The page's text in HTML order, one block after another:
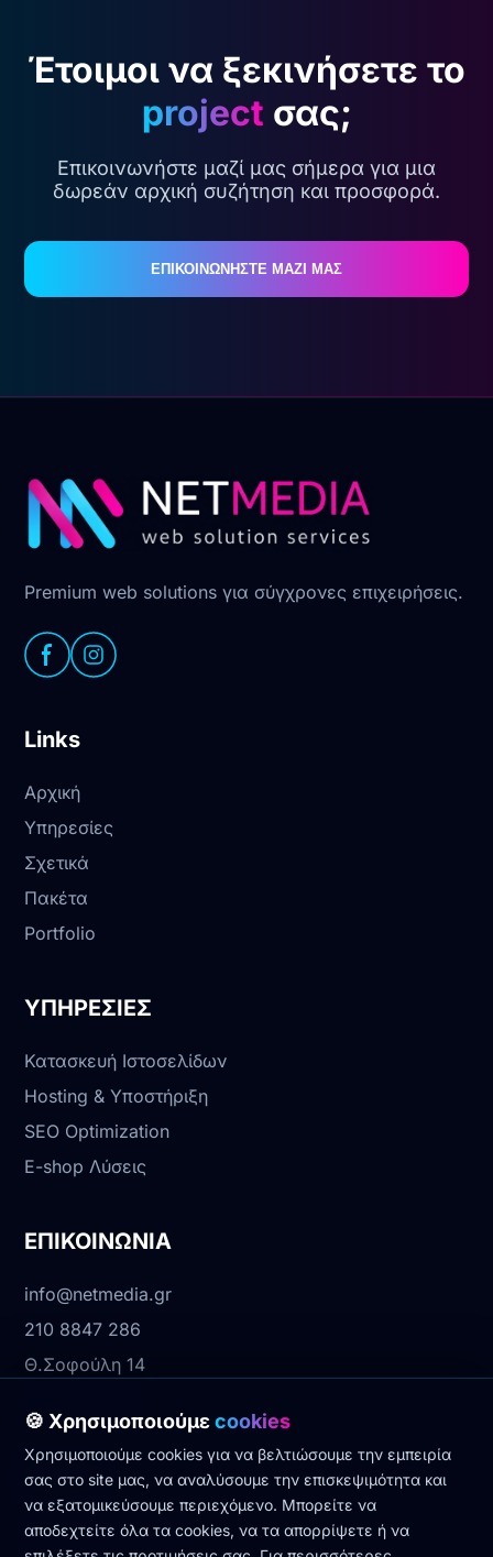
Έτοιμοι να ξεκινήσετε το
project σας;
Επικοινωνήστε μαζί μας σήμερα για μια
δωρεάν αρχική συζήτηση και προσφορά.
ΕΠΙΚΟΙΝΩΝΗΣΤΕ ΜΑΖΙ ΜΑΣ
Premium web solutions για σύγχρονες επιχειρήσεις.
Links
Αρχική
Υπηρεσίες
Σχετικά
Πακέτα
Portfolio
ΥΠΗΡΕΣΙΕΣ
Κατασκευή Ιστοσελίδων
Hosting & Υποστήριξη
SEO Optimization
E-shop Λύσεις
ΕΠΙΚΟΙΝΩΝΙΑ
info@netmedia.gr
210 8847 286
Θ.Σοφούλη 14
Νομικά
Πολιτική Απορρήτου
🍪 Χρησιμοποιούμεcookies
Χρησιμοποιούμε cookies για να βελτιώσουμε την εμπειρία
σας στο site μας, να αναλύσουμε την επισκεψιμότητα και
να εξατομικεύσουμε περιεχόμενο. Μπορείτε να
αποδεχτείτε όλα τα cookies, να τα απορρίψετε ή να